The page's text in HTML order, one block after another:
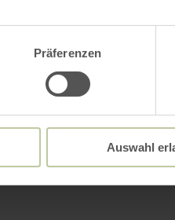
Präferenzen
Auswahl